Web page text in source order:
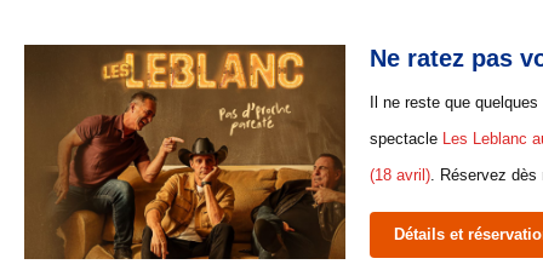
Ne ratez pas
Il ne reste que
spectacle Les Leblanc
(18 avril). Réservez
Détails et